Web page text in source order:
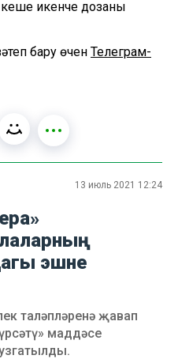
кеше икенче дозаны
бару өчен Телеграм-
13 июль 2021 12:24
эшне
таләпләренә җавап
маддәсе